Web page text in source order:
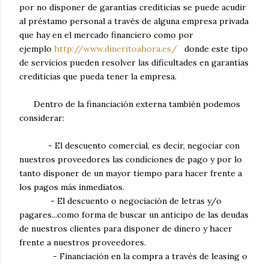
por no disponer de garantías crediticias se puede acudir
al préstamo personal a través de alguna empresa privada
que hay en el mercado financiero como por
ejemplo http://www.dineritoahora.es/
donde este tipo
de servicios pueden resolver las dificultades en garantías
crediticias que pueda tener la empresa.
Dentro de la financiación externa también podemos
considerar:
- El descuento comercial, es decir, negociar con
nuestros proveedores las condiciones de pago y por lo
tanto disponer de un mayor tiempo para hacer frente a
los pagos más inmediatos.
- El descuento o negociación de letras y/o
pagares...como forma de buscar un anticipo de las deudas
de nuestros clientes para disponer de dinero y hacer
frente a nuestros proveedores.
- Financiación en la compra a través de leasing o